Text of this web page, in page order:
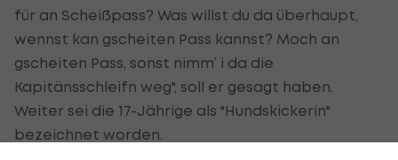
für an Scheißpass? Was willst du da überhaupt,
wennst kan gscheiten Pass kannst? Moch an
gscheiten Pass, sonst nimm’ i da die
Kapitänsschleifn weg", soll er gesagt haben.
Weiter sei die 17-Jährige als "Hundskickerin"
bezeichnet worden.